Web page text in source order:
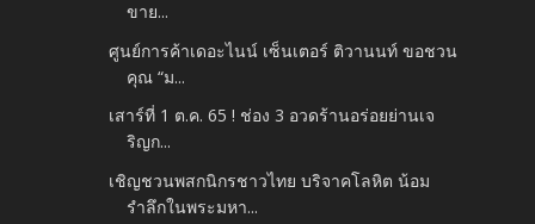
ขาย...
ศูนย์การค้าเดอะไนน์ เซ็นเตอร์ ติวานนท์ ขอชวน
คุณ “ม...
เสาร์ที่ 1 ต.ค. 65 ! ช่อง 3 อวดร้านอร่อยย่านเจ
ริญก...
เชิญชวนพสกนิกรชาวไทย บริจาคโลหิต น้อม
รำลึกในพระมหา...